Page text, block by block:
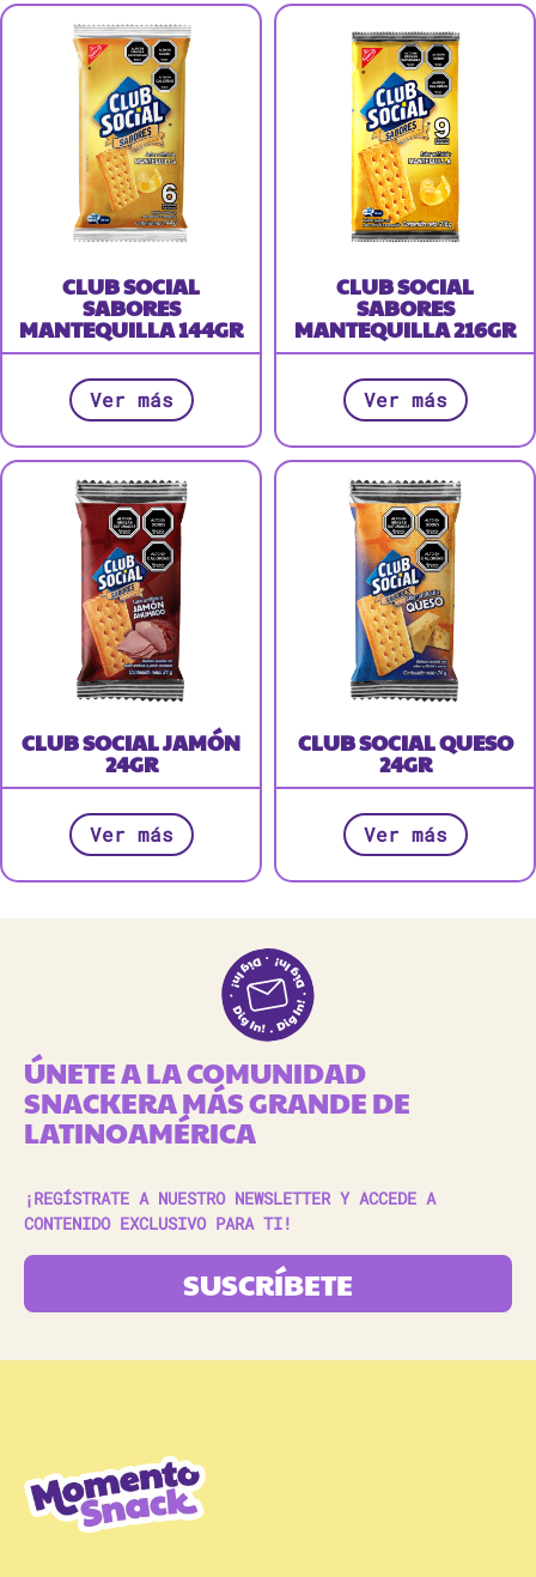
CLUB SOCIAL
SABORES
MANTEQUILLA 144GR
Ver más
CLUB SOCIAL
SABORES
MANTEQUILLA 216GR
Ver más
CLUB SOCIAL JAMÓN
24GR
Ver más
CLUB SOCIAL QUESO
24GR
Ver más
ÚNETE A LA COMUNIDAD
SNACKERA MÁS GRANDE DE
LATINOAMÉRICA
¡REGÍSTRATE A NUESTRO NEWSLETTER Y ACCEDE A
CONTENIDO EXCLUSIVO PARA TI!
SUSCRÍBETE